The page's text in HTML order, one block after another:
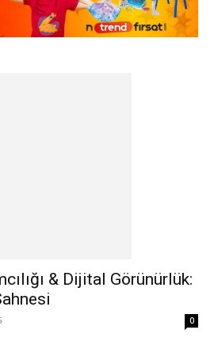
& Dijital Görünürlük:
0